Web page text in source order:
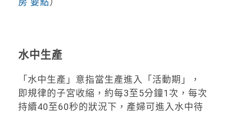
水中生產
「水中生產」意指當生產進入「活動期」，
即規律的子宮收縮，約每3至5分鐘1次，每次
持續40至60秒的狀況下，產婦可進入水中待